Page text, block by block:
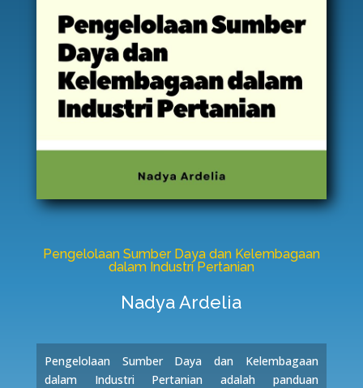
Pengelolaan Sumber Daya dan Kelembagaan
dalam Industri Pertanian
Nadya Ardelia
Pengelolaan Sumber Daya dan Kelembagaan
dalam Industri Pertanian adalah panduan